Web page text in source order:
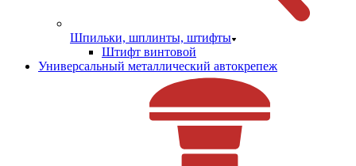
Шпильки, шплинты, штифты
Штифт винтовой
Универсальный металлический автокрепеж